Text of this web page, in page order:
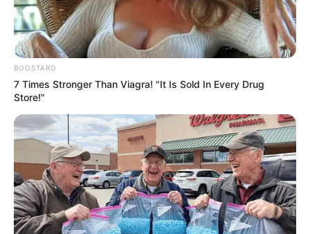
BOOSTARO
7 Times Stronger Than Viagra! "It Is Sold In Every Drug
Store!"